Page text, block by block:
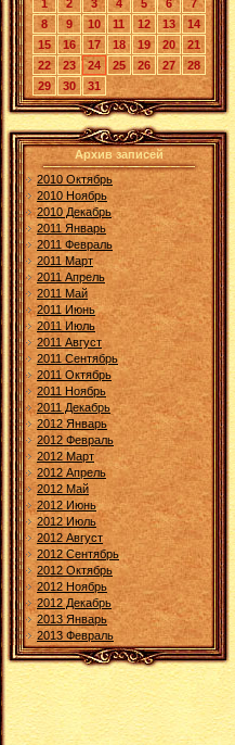
1
2 3 4 5 6
7
8
9 10 11 12 13
14
15
16 17 18 19 20
21
22
23 24 25 26 27
28
29
30 31
Архив записей
2010 Октябрь
2010 Ноябрь
2010 Декабрь
2011 Январь
2011 Февраль
2011 Март
2011 Апрель
2011 Май
2011 Июнь
2011 Июль
2011 Август
2011 Сентябрь
2011 Октябрь
2011 Ноябрь
2011 Декабрь
2012 Январь
2012 Февраль
2012 Март
2012 Апрель
2012 Май
2012 Июнь
2012 Июль
2012 Август
2012 Сентябрь
2012 Октябрь
2012 Ноябрь
2012 Декабрь
2013 Январь
2013 Февраль